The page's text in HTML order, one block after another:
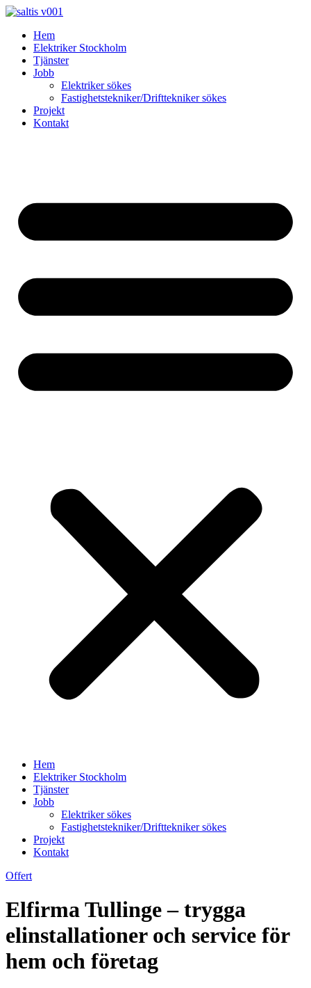
Skip
contentHem
Elektriker Stockholm
Tjänster
Jobb
Elektriker sökes
Fastighetstekniker/Drifttekniker sökes
Projekt
Kontakt
Hem
Elektriker Stockholm
Tjänster
Jobb
Elektriker sökes
Fastighetstekniker/Drifttekniker sökes
Projekt
Kontakt
Offert
Elfirma Tullinge – trygga
elinstallationer och service för
hem och företag